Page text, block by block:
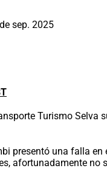
sep. 2025
Turismo Selva
presentó una falla
afortunadamente no